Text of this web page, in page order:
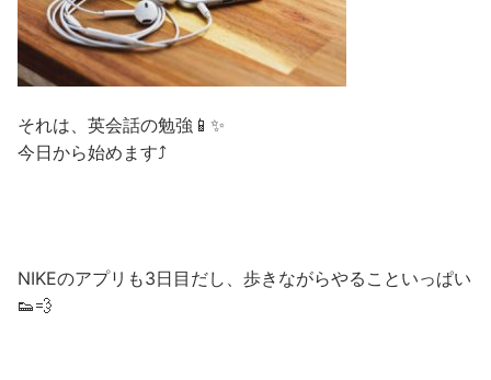
それは、英会話の勉強📱✨
今日から始めます⤴️
NIKEのアプリも3日目だし、歩きながらやることいっぱい
👟💨